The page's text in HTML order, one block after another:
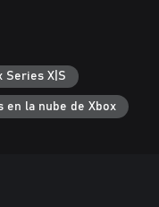
Series X|S
en la nube de Xbox